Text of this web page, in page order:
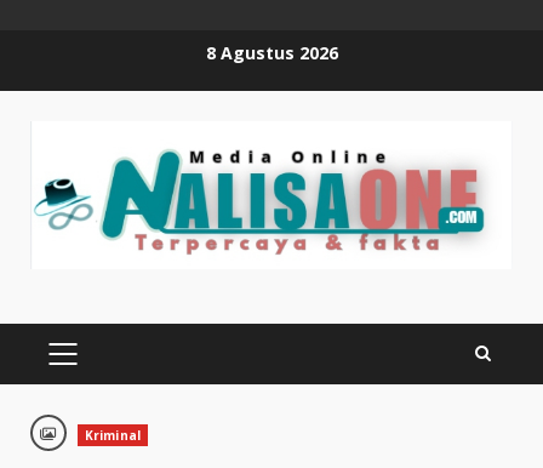
8 Agustus 2026
PRIMARY
Kriminal